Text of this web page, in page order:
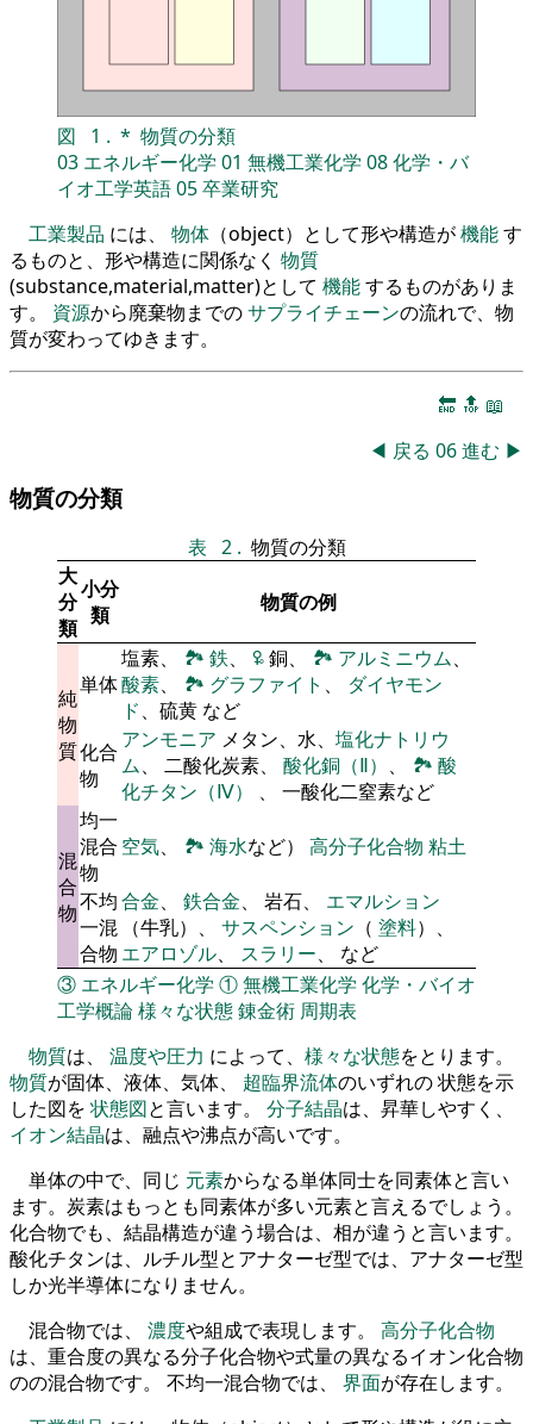
図 1 . * 物質の分類
03 エネルギー化学 01 無機工業化学 08化学・バ
イオ工学英語05卒業研究
工業製品 には、 物体 （object）として形や構造が機能す
るものと、形や構造に関係なく 物質
(substance,material,matter)として 機能するものがありま
す。 資源から廃棄物までのサプライチェーンの流れで、物
質が変わってゆきます。
🔚 🔝 📖
◀ 戻る 06進む ▶
物質の分類
表 2 . 物質の分類
大
分
類
小分
類
物質の例
純
物
質
単体
塩素、 🏞 鉄、 🜠銅、 🏞 アルミニウム、
酸素、 🏞 グラファイト 、 ダイヤモン
ド、硫黄 など
化合
物
アンモニア メタン、水、 塩化ナトリウ
ム、 二酸化炭素、 酸化銅（Ⅱ） 、 🏞 酸
化チタン（Ⅳ） 、 一酸化二窒素など
混
合
物
均一
混合
物
空気、 🏞 海水など） 高分子化合物 粘土
不均
一混
合物
合金、 鉄合金、 岩石、 エマルション
（牛乳）、 サスペンション （ 塗料）、
エアロゾル、 スラリー、 など
③ エネルギー化学 ①無機工業化学 化学・バイオ
工学概論様々な状態錬金術 周期表
物質は、 温度や圧力 によって、 様々な状態をとります。
物質が固体、液体、気体、 超臨界流体のいずれの 状態を示
した図を 状態図と言います。 分子結晶は、昇華しやすく、
イオン結晶は、融点や沸点が高いです。
単体の中で、同じ 元素からなる単体同士を同素体と言い
ます。炭素はもっとも同素体が多い元素と言えるでしょう。
化合物でも、結晶構造が違う場合は、相が違うと言います。
酸化チタンは、ルチル型とアナターゼ型では、アナターゼ型
しか光半導体になりません。
混合物では、 濃度や組成で表現します。 高分子化合物
は、重合度の異なる分子化合物や式量の異なるイオン化合物
のの混合物です。 不均一混合物では、 界面が存在します。